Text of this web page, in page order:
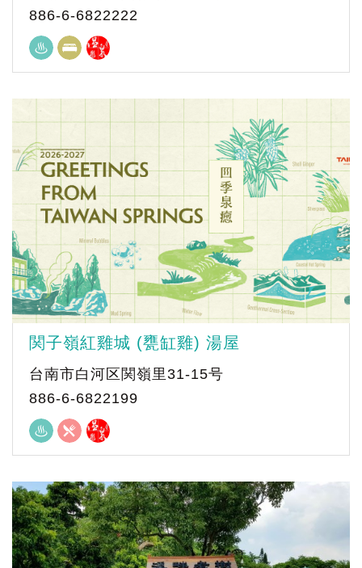
886-6-6822222
関子嶺紅雞城 (甕缸雞) 湯屋
台南市白河区関嶺里31-15号
886-6-6822199